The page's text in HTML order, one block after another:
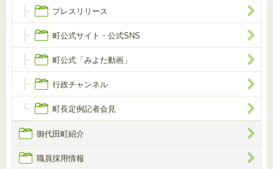
プレスリリース
町公式サイト・公式SNS
町公式「みよた動画」
行政チャンネル
町長定例記者会見
御代田町紹介
職員採用情報